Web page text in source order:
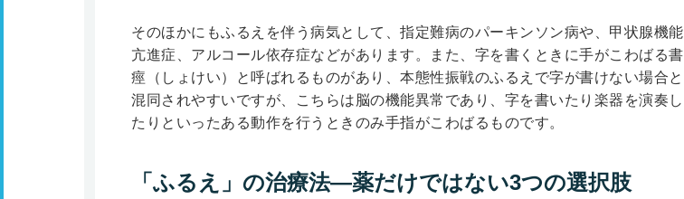
そのほかにもふるえを伴う病気として、指定難病のパーキンソン病や、甲状腺機能
亢進症、アルコール依存症などがあります。また、字を書くときに手がこわばる書
痙（しょけい）と呼ばれるものがあり、本態性振戦のふるえで字が書けない場合と
混同されやすいですが、こちらは脳の機能異常であり、字を書いたり楽器を演奏し
たりといったある動作を行うときのみ手指がこわばるものです。
「ふるえ」の治療法―薬だけではない3つの選択肢